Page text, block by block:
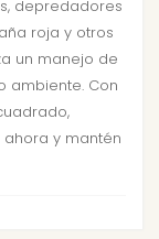
depredadores
roja y otros
un manejo de
ambiente. Con
ahora y mantén